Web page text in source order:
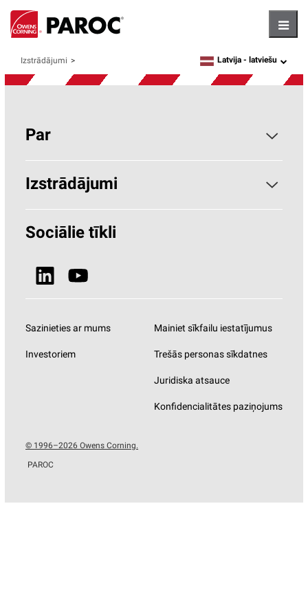
Izstrādājumi language
Latvija - latviešu
Par
Par PAROC
Kāpēc akmens vate?
Ilgtspēja
Ziņas un Media
Izstrādājumi
Būvniecība
Sociālie tīkli
Sazinieties ar mums
Investoriem
Mainiet sīkfailu iestatījumus
Trešās personas sīkdatnes
Juridiska atsauce
Konfidencialitātes paziņojums
© 1996–2026 Owens Corning.
PAROC